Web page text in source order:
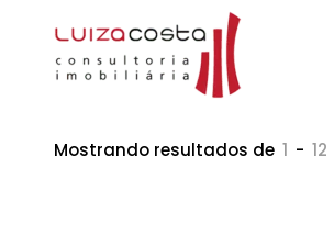
Mostrando resultados de 1 - 12